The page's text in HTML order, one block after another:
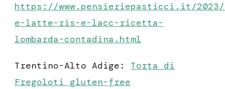
https://www.pensieriepasticci.it/
e-latte-ris-e-lacc-ricetta-
lombarda-contadina.html
Trentino-Alto Adige: Torta di
Fregoloti gluten-free